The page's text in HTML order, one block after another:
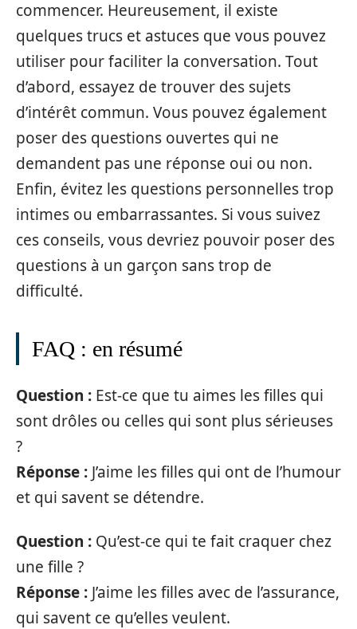
commencer. Heureusement, il existe
quelques trucs et astuces que vous pouvez
utiliser pour faciliter la conversation. Tout
d’abord, essayez de trouver des sujets
d’intérêt commun. Vous pouvez également
poser des questions ouvertes qui ne
demandent pas une réponse oui ou non.
Enfin, évitez les questions personnelles trop
intimes ou embarrassantes. Si vous suivez
ces conseils, vous devriez pouvoir poser des
questions à un garçon sans trop de
difficulté.
FAQ : en résumé
Question : Est-ce que tu aimes les filles qui
sont drôles ou celles qui sont plus sérieuses
?
Réponse : J’aime les filles qui ont de l’humour
et qui savent se détendre.
Question : Qu’est-ce qui te fait craquer chez
une fille ?
Réponse : J’aime les filles avec de l’assurance,
qui savent ce qu’elles veulent.